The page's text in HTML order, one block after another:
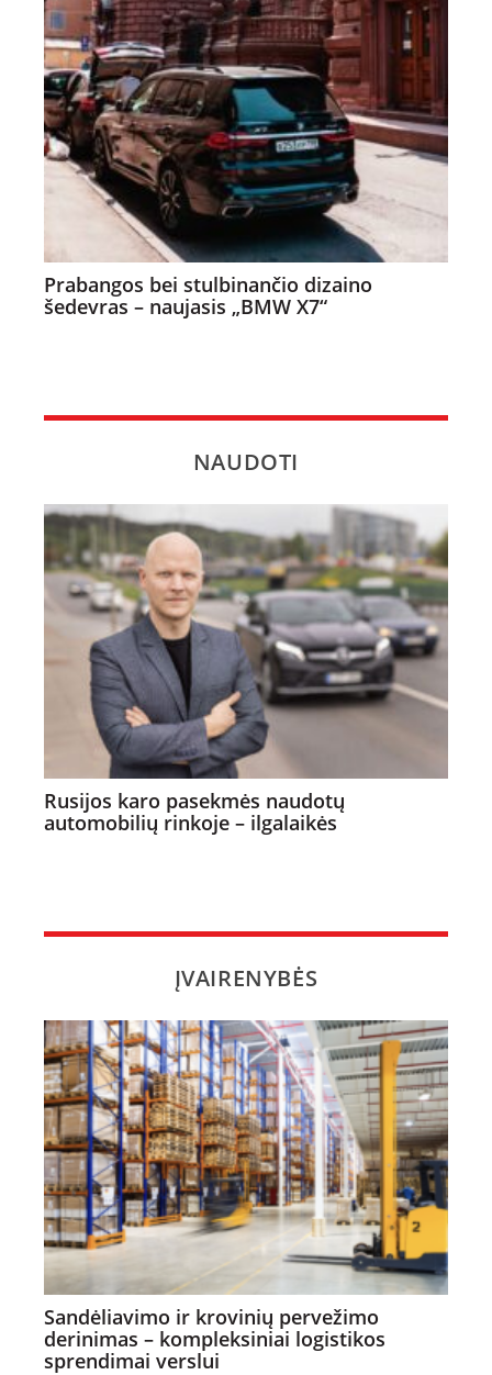
Prabangos bei stulbinančio dizaino
šedevras – naujasis „BMW X7“
NAUDOTI
Rusijos karo pasekmės naudotų
automobilių rinkoje – ilgalaikės
ĮVAIRENYBĖS
Sandėliavimo ir krovinių pervežimo
derinimas – kompleksiniai logistikos
sprendimai verslui